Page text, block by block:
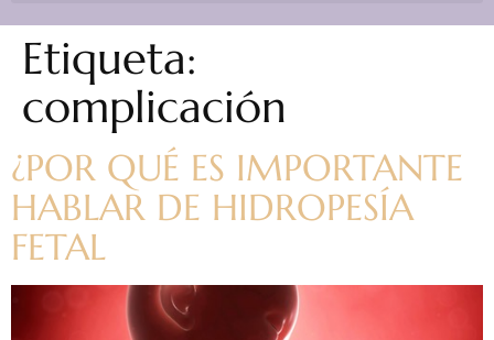
Etiqueta:
complicación
¿POR QUÉ ES IMPORTANTE
HABLAR DE HIDROPESÍA
FETAL